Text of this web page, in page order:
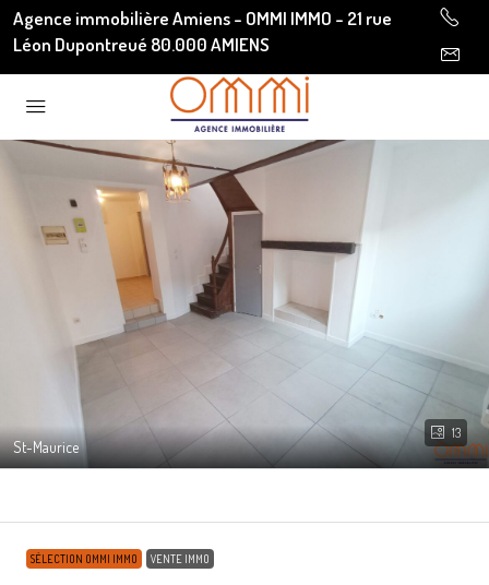
Agence immobilière Amiens - OMMI IMMO - 21 rue
Léon Dupontreué 80.000 AMIENS
13
St-Maurice
SÉLECTION OMMI IMMO VENTE IMMO